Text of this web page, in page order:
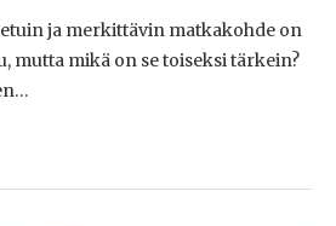
ja merkittävin matkakohde on
mutta mikä on se toiseksi tärkein?